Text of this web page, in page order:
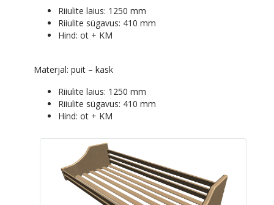
Riiulite laius: 1250 mm
Riiulite sügavus: 410 mm
Hind: ot + KM
Materjal: puit – kask
Riiulite laius: 1250 mm
Riiulite sügavus: 410 mm
Hind: ot + KM